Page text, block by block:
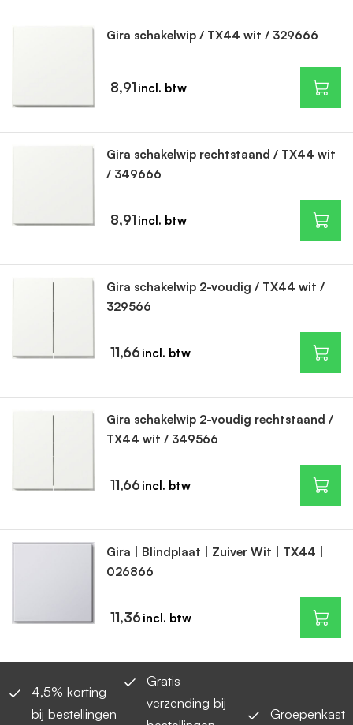
Gira schakelwip / TX44 wit / 329666
8,91
Gira schakelwip rechtstaand / TX44 wit
/ 349666
8,91
Gira schakelwip 2-voudig / TX44 wit /
329566
11,66
Gira schakelwip 2-voudig rechtstaand /
TX44 wit / 349566
11,66
Gira | Blindplaat | Zuiver Wit | TX44 |
026866
11,36
4,5% korting
bij bestellingen
Gratis
verzending bij
Groepenkast